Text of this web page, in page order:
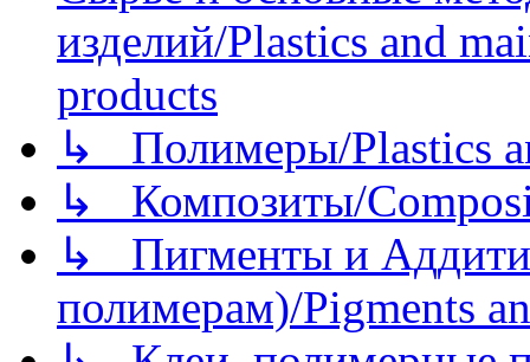
изделий/Plastics and
products
↳ Полимеры/Plastics
↳ Композиты/
↳ Пигменты и
полимерам)/Pigments